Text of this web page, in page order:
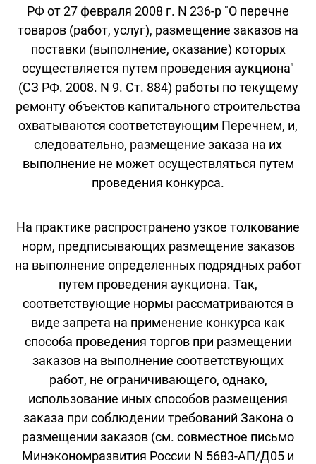
РФ от 27 февраля 2008 г. N 236-р "О перечне
товаров (работ, услуг), размещение заказов на
поставки (выполнение, оказание) которых
осуществляется путем проведения аукциона"
(СЗ РФ. 2008. N 9. Ст. 884) работы по текущему
ремонту объектов капитального строительства
охватываются соответствующим Перечнем, и,
следовательно, размещение заказа на их
выполнение не может осуществляться путем
проведения конкурса.
На практике распространено узкое толкование
норм, предписывающих размещение заказов
на выполнение определенных подрядных работ
путем проведения аукциона. Так,
соответствующие нормы рассматриваются в
виде запрета на применение конкурса как
способа проведения торгов при размещении
заказов на выполнение соответствующих
работ, не ограничивающего, однако,
использование иных способов размещения
заказа при соблюдении требований Закона о
размещении заказов (см. совместное письмо
Минэкономразвития России N 5683-АП/Д05 и